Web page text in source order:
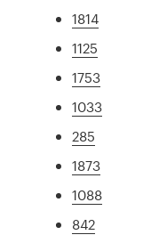
1814
1125
1753
1033
285
1873
1088
842